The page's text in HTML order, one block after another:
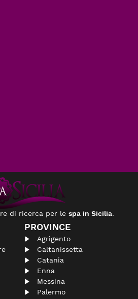
di ricerca per le spa in Sicilia.
PROVINCE
Agrigento
Caltanissetta
Catania
Enna
Messina
Palermo